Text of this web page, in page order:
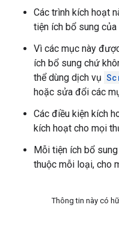
Các trình kích hoạt
tiện ích bổ sung
Vì các mục này
ích bổ sung chứ
thể dùng dịch vụ
hoặc sửa đổi các
Các điều kiện kích
kích hoạt cho mọi
Mỗi tiện ích bổ
thuộc mỗi loại, cho
Thông tin này có